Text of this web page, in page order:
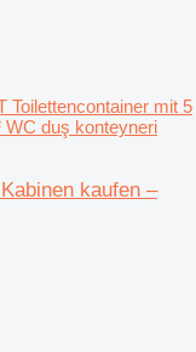
Toilettencontainer mit 5
WC duş konteyneri
kaufen –